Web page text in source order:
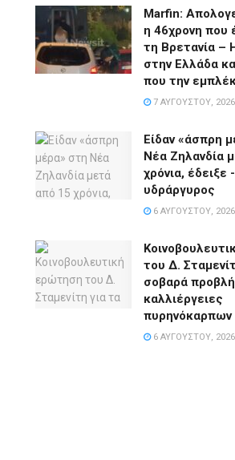
Marfin:
η 46χρονη που
τη Βρετανία –
στην Ελλάδα
που την
7 ΑΥΓΟΎΣΤΟΥ, 2026
Είδαν «άσπρη
Νέα Ζηλανδία
χρόνια, έδειξε
υδράργυρος
6 ΑΥΓΟΎΣΤΟΥ, 2026
του Δ.
σοβαρά
καλλιέργειες
πυρηνόκαρπων
6 ΑΥΓΟΎΣΤΟΥ, 2026